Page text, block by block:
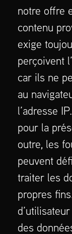
notre offre
contenu
exige
perçoivent
car ils ne
au
l’adresse
pour la
outre, les
peuvent
traiter les
propres
des